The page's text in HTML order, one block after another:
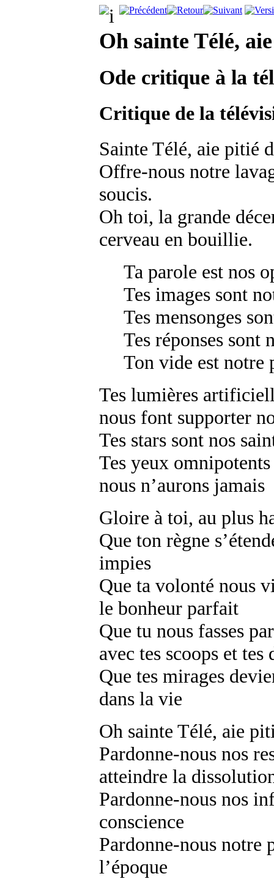
Oh sainte Télé,
Ode critique à la
Critique de la
Sainte Télé, aie pitié
Offre-nous notre
soucis.
Oh toi, la grande
cerveau en bouillie.
Ta parole est nos
Tes images sont
Tes mensonges
Tes réponses sont
Ton vide est notre
Tes lumières
nous font supporter
Tes stars sont nos
Tes yeux
nous n’aurons jamais
Gloire à toi, au plus
Que ton règne
impies
Que ta volonté nous
le bonheur parfait
Que tu nous fasses
avec tes scoops et tes
Que tes mirages
dans la vie
Oh sainte Télé, aie
Pardonne-nous nos
atteindre la
Pardonne-nous nos
conscience
Pardonne-nous notre
l’époque